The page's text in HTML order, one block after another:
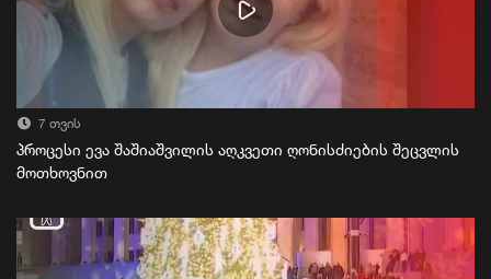
7 თვის
პროცესი ევა შაშიაშვილის აღკვეთი ღონისძიების შეცვლის
მოთხოვნით